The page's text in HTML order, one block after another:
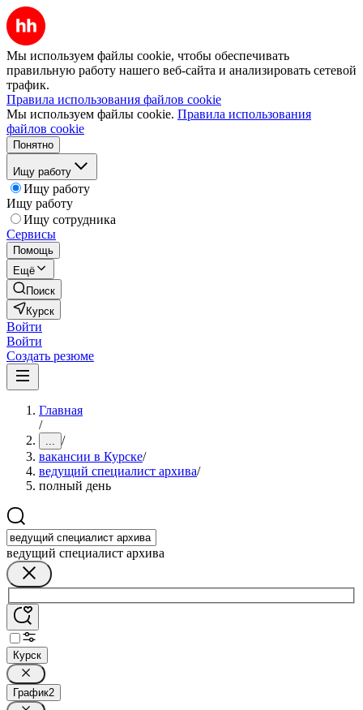
Мы используем файлы cookie, чтобы обеспечивать
правильную работу нашего веб-сайта и анализировать сетевой
трафик.
Правила использования файлов cookie
Мы используем файлы cookie. Правила использования
файлов cookie
Понятно
Ищу работу
Ищу работу
Ищу работу
Ищу сотрудника
Сервисы
Помощь
Ещё
Поиск
Курск
Войти
Войти
Создать резюме
Главная
/
... /
вакансии в Курске/
ведущий специалист архива/
полный день
ведущий специалист архива
Курск
График2